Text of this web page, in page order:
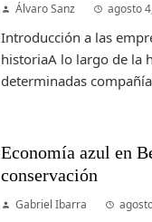
Álvaro Sanz agosto
Introducción a las
historiaA lo largo de la
determinadas
Economía azul en
conservación
Gabriel Ibarra